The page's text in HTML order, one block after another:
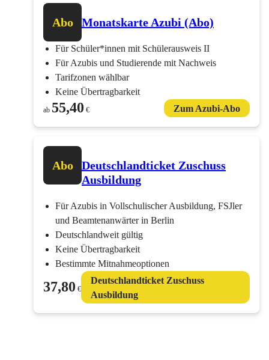
Abo Monatskarte Azubi (Abo)
Für Schüler*innen mit Schülerausweis II
Für Azubis und Studierende mit Nachweis
Tarifzonen wählbar
Keine Übertragbarkeit
ab 55,40 € Zum Azubi-Abo
Abo
Deutschlandticket Zuschuss
Ausbildung
Für Azubis in Vollschulischer Ausbildung, FSJler
und Beamtenanwärter in Berlin
Deutschlandweit gültig
Keine Übertragbarkeit
Bestimmte Mitnahmeoptionen
37,80 €
Deutschlandticket Zuschuss
Ausbildung